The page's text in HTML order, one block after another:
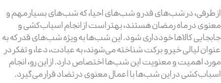
از طرفی، در شب‌های قدر و شب‌های احیا، که شب‌های بسیار مهم و
معنوی در ماه رمضان هستند، بهتر است از انجام اسباب‌کشی و
جابجایی کالاها خودداری شود. این شب‌ها به ویژه شب‌های قدر که به
عنوان لیالی خیر و برکت شناخته می‌شوند، به عبادت، دعا، و تفکر در
مورد اهمیت و معنویت این شب‌ها اختصاص دارد. از این رو، انجام
اسباب‌کشی در این شب‌ها با اعمال معنوی در تضاد قرار می‌گیرد.